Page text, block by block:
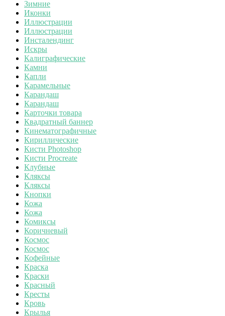
Зимние
Иконки
Иллюстрации
Иллюстрации
Инсталендинг
Искры
Калиграфические
Камни
Капли
Карамельные
Карандаш
Карандаш
Карточки товара
Квадратный баннер
Кинематографичные
Кириллические
Кисти Photoshop
Кисти Procreate
Клубные
Кляксы
Кляксы
Кнопки
Кожа
Кожа
Комиксы
Коричневый
Космос
Космос
Кофейные
Краска
Краски
Красный
Кресты
Кровь
Крылья